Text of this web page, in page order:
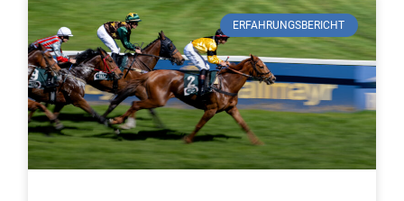
ERFAHRUNGSBERICHT